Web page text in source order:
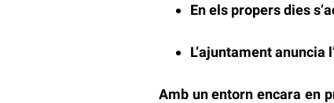
En els propers dies
L’ajuntament anuncia
Amb un entorn encara en